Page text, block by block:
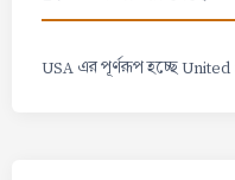
USA এর পূর্ণরূপ হচ্ছে